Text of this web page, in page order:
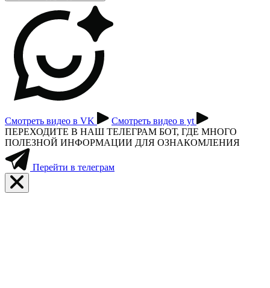
Смотреть видео в VK
Смотреть видео в yt
ПЕРЕХОДИТЕ В НАШ ТЕЛЕГРАМ БОТ, ГДЕ МНОГО
ПОЛЕЗНОЙ ИНФОРМАЦИИ ДЛЯ ОЗНАКОМЛЕНИЯ
Перейти в телеграм